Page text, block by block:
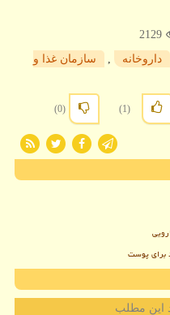
2129
داروخانه
سازمان غذا و
(1)
(0)
برای پوست
این مطلب